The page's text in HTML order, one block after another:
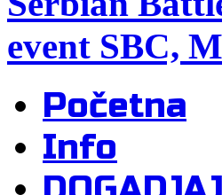
event SBC,
Početna
Info